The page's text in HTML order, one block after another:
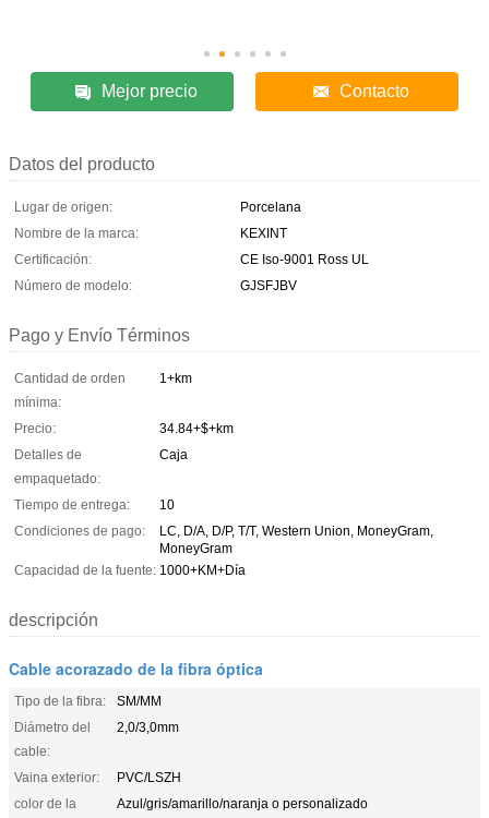
Mejor precio Contacto
Datos del producto
Lugar de origen:
Porcelana
Nombre de la marca:
KEXINT
Certificación:
CE Iso-9001 Ross UL
Número de modelo:
GJSFJBV
Pago y Envío Términos
Cantidad de orden
mínima:
1+km
Precio:
34.84+$+km
Detalles de
empaquetado:
Caja
Tiempo de entrega:
10
Condiciones de pago:
LC, D/A, D/P, T/T, Western Union, MoneyGram,
MoneyGram
Capacidad de la fuente: 1000+KM+Día
descripción
Cable acorazado de la fibra óptica
Tipo de la fibra:
SM/MM
Diámetro del
cable:
2,0/3,0mm
Vaina exterior:
PVC/LSZH
color de la
Azul/gris/amarillo/naranja o personalizado